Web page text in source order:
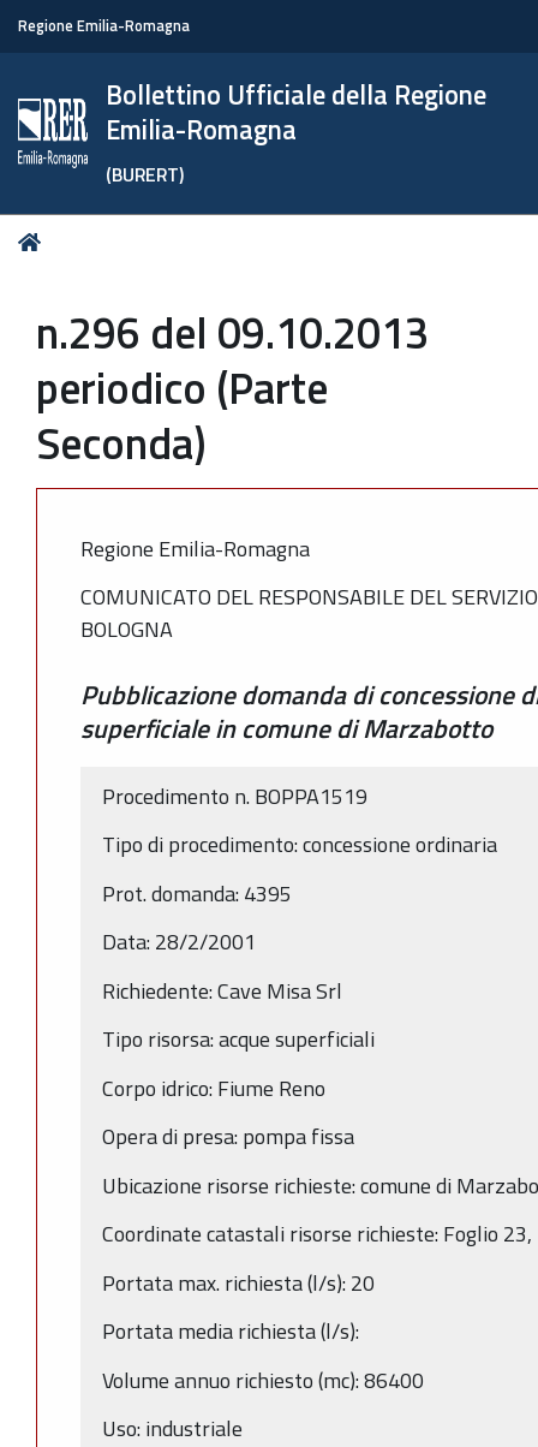
Regione Emilia-Romagna
Bollettino Ufficiale della Regione
Emilia-Romagna
(BURERT)
Tu
n.296 del 09.10.2013
periodico (Parte
Seconda)
Regione Emilia-Romagna
COMUNICATO DEL RESPONSABILE DEL
BOLOGNA
Pubblicazione domanda di concessione
superficiale in comune di Marzabotto
Procedimento n. BOPPA1519
Tipo di procedimento: concessione ordinaria
Prot. domanda: 4395
Data: 28/2/2001
Richiedente: Cave Misa Srl
Tipo risorsa: acque superficiali
Corpo idrico: Fiume Reno
Opera di presa: pompa fissa
Ubicazione risorse richieste: comune di
Coordinate catastali risorse richieste: Foglio
Portata max. richiesta (l/s): 20
Portata media richiesta (l/s):
Volume annuo richiesto (mc): 86400
Uso: industriale